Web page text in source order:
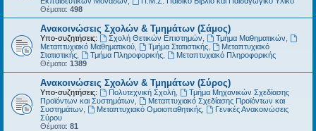
Θέματα: 498
Ανακοινώσεις Σχολών & Τμημάτων (Σάμος)
Υπο-συζητήσεις: Σχολή Θετικών Επιστημών Τμήμα Μαθηματικών
Μεταπτυχιακό Μαθηματικού
Τμήμα Στατιστικής,
Μεταπτυχιακό
Στατιστικής
Τμήμα Πληροφορικής,
Μεταπτυχιακό Πληροφορικής
Θέματα: 1389
Ανακοινώσεις Σχολών & Τμημάτων (Σύρος)
Υπο-συζητήσεις: Πολυτεχνική Σχολή,
Τμήμα Μηχανικών Σχεδίασης
Προϊόντων και Συστημάτων
Μεταπτυχιακό Σχεδίασης Προϊόντων και
Συστημάτων
Μεταπτυχιακό Ομοιοπαθητικής,
Γενικές Ανακοινώσεις
Σύρου
Θέματα: 81